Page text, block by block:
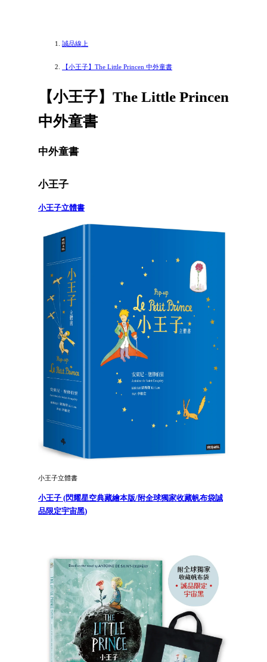
誠品線上
【小王子】The Little Princen 中外童書
【小王子】The Little Princen
中外童書
中外童書
小王子
小王子立體書
小王子立體書
小王子 (閃耀星空典藏繪本版/附全球獨家收藏帆布袋誠
品限定宇宙黑)